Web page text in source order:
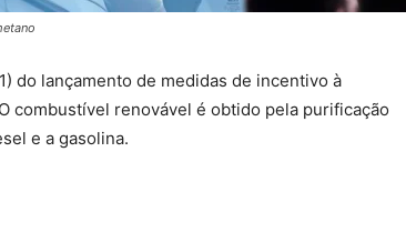
do lançamento de medidas de incentivo à
combustível renovável é obtido pela purificação
e a gasolina.